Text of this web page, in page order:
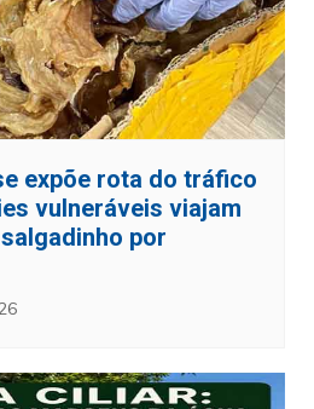
expõe rota do tráfico
vulneráveis viajam
por